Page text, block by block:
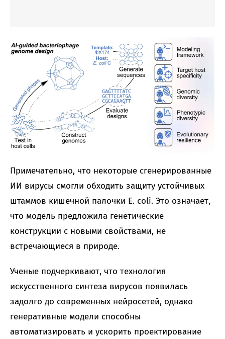
Примечательно, что некоторые сгенерированные
ИИ вирусы смогли обходить защиту устойчивых
штаммов кишечной палочки E. coli. Это означает,
что модель предложила генетические
конструкции с новыми свойствами, не
встречающиеся в природе.
Ученые подчеркивают, что технология
искусственного синтеза вирусов появилась
задолго до современных нейросетей, однако
генеративные модели способны
автоматизировать и ускорить проектирование